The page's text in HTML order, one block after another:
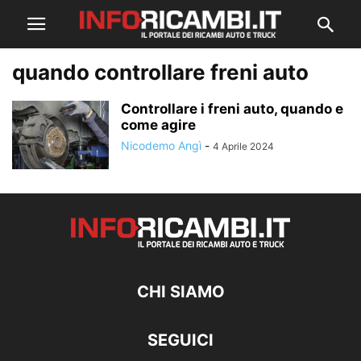
quando controllare freni auto
Controllare i freni auto, quando e
come agire
Nicodemo Angì - 4 Aprile 2024
CHI SIAMO
SEGUICI